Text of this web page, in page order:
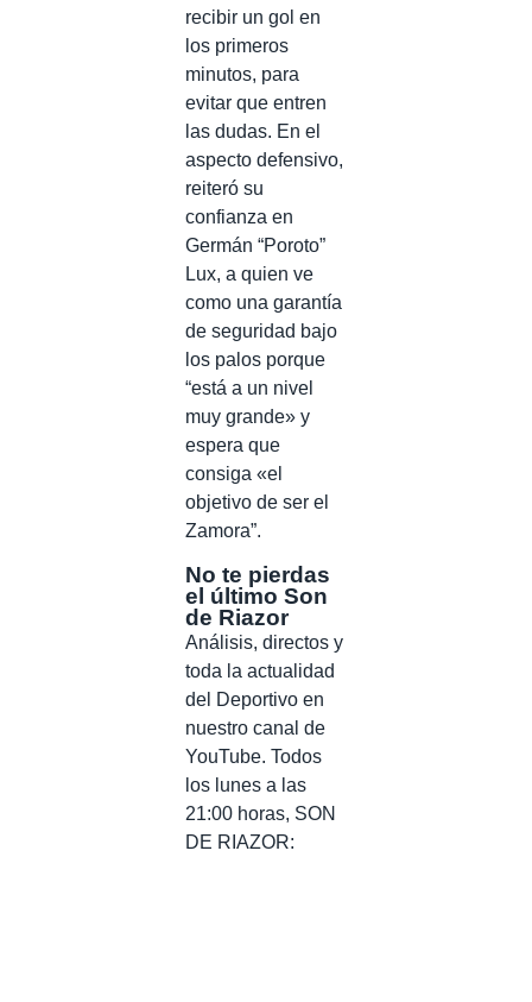
recibir un gol en
los primeros
minutos, para
evitar que entren
las dudas. En el
aspecto defensivo,
reiteró su
confianza en
Germán “Poroto”
Lux, a quien ve
como una garantía
de seguridad bajo
los palos porque
“está a un nivel
muy grande» y
espera que
consiga «el
objetivo de ser el
Zamora”.
No te pierdas
el último Son
de Riazor
Análisis, directos y
toda la actualidad
del Deportivo en
nuestro canal de
YouTube. Todos
los lunes a las
21:00 horas, SON
DE RIAZOR: